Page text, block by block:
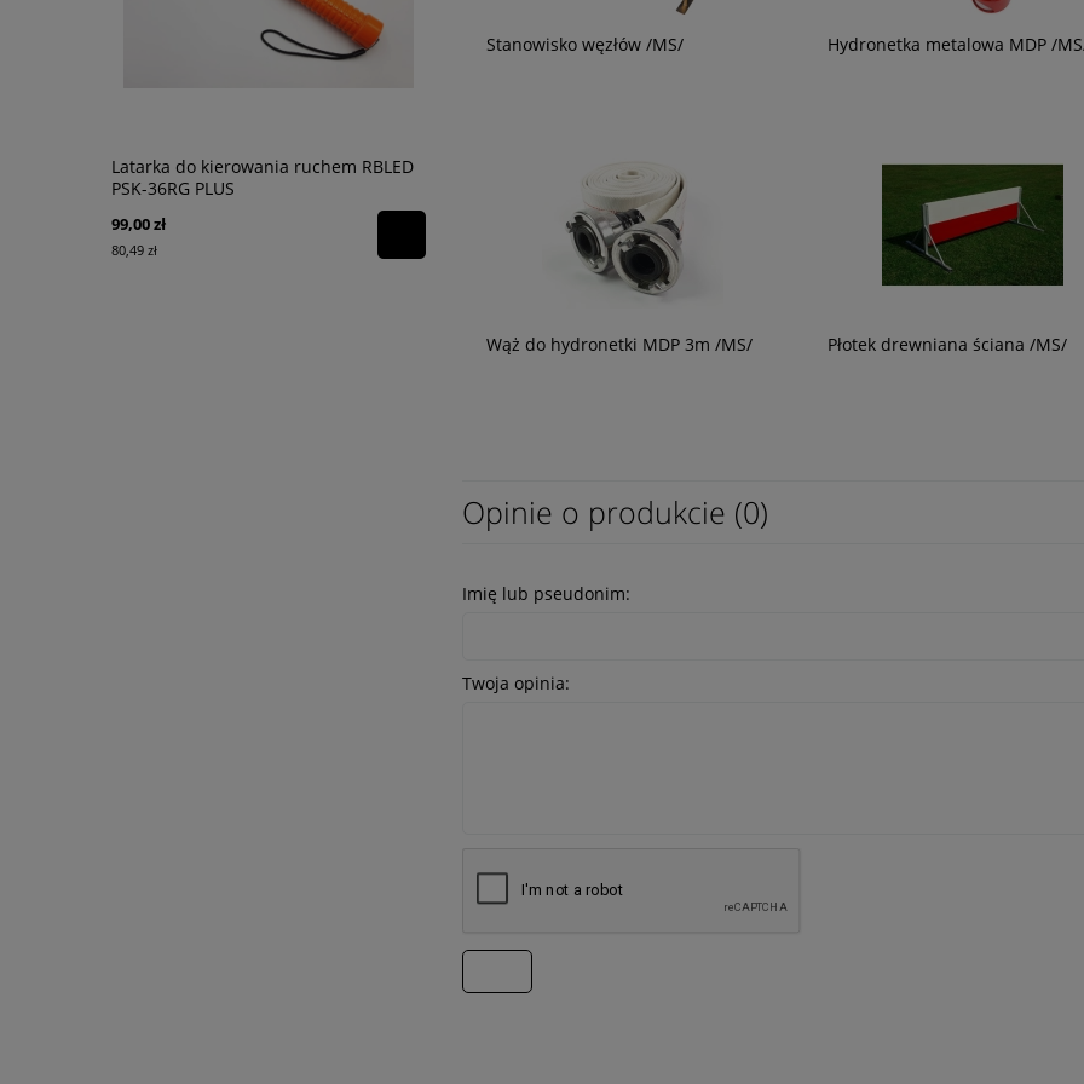
Latarka do kierowania ruchem RBLED
PSK-36RG PLUS
99,00 zł
80,49 zł
Chusteczki do czyszczenia i
dekontaminacji sprzętu
Tower Beam X3 - najaśnica
akumulatorowa LED 10 000 lm
Stanowisko węzłów /MS/ Hydronetka metalowa MDP /
Wąż do hydronetki MDP 3m /MS/ Płotek drewniana ściana /MS/
Opinie o produkcie (0)
Imię lub pseudonim:
Twoja opinia: